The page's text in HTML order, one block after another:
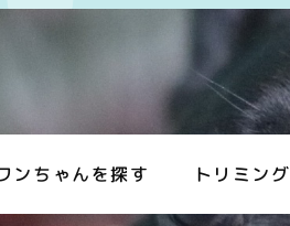
ンちゃんを探す トリミング